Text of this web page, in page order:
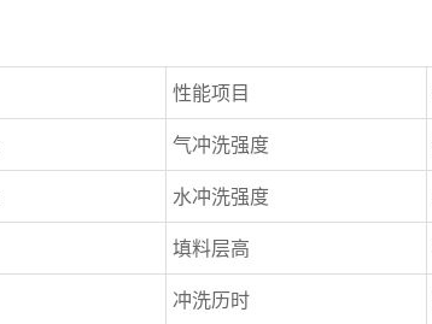
性能项目
气冲洗强度
水冲洗强度
填料层高
冲洗历时